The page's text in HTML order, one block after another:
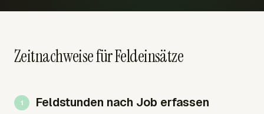
Zeitnachweise für Feldeinsätze
Feldstunden nach Job erfassen